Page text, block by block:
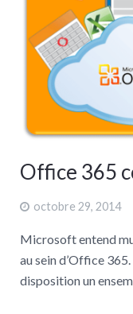
Office 365
octobre 29, 2014
Microsoft entend
au sein d’Office
disposition un